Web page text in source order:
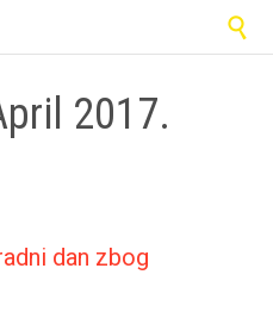

2017.
dan zbog